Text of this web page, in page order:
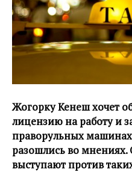
Жогорку Кенеш хочет
лицензию на работу и
праворульных
разошлись во
выступают против